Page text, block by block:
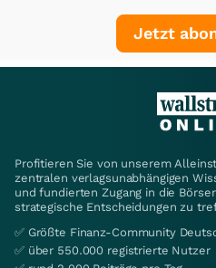
Jetzt
Profitieren Sie von unserem
zentralen verlagsunabhängigen
und fundierten Zugang in die
strategische Entscheidungen zu
✅ Größte Finanz-Community
✅ über 550.000 registrierte Nutzer